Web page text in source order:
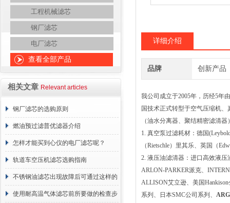
工程机械滤芯
钢厂滤芯
电厂滤芯
查看全部产品
相关文章 Relevant articles
钢厂滤芯的选购原则
燃油预过滤普优滤器介绍
怎样才能买到心仪的电厂滤芯呢？
轨道车空压机滤芯选购指南
不锈钢油滤芯出现故障后可通过这样的
方法解决
使用耐高温气体滤芯前所要做的检查步
详细介绍
品牌 创新产品
我公司成立于2005年，历经5年
国技术正式转型于空气压缩机
（油水分离器、聚结精密滤清
1. 真空泵过滤耗材：德国
（Rietschle）里其乐、英国（
2. 液压油滤清器：进口高效液
ARLON-PARKER派克、
ALLISON艾立逊、美国
系列、日本SMC公司系列、